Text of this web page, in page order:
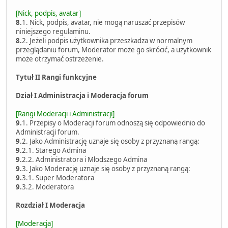
[Nick, podpis, avatar]
8.1. Nick, podpis, avatar, nie mogą naruszać przepisów
niniejszego regulaminu.
8.2. Jeżeli podpis użytkownika przeszkadza w normalnym
przeglądaniu forum, Moderator może go skrócić, a użytkownik
może otrzymać ostrzeżenie.
Tytuł II Rangi funkcyjne
Dział I Administracja i Moderacja forum
[Rangi Moderacji i Administracji]
9.1. Przepisy o Moderacji forum odnoszą się odpowiednio do
Administracji forum.
9.2. Jako Administrację uznaje się osoby z przyznaną rangą:
9.2.1. Starego Admina
9.2.2. Administratora i Młodszego Admina
9.3. Jako Moderację uznaje się osoby z przyznaną rangą:
9.3.1. Super Moderatora
9.3.2. Moderatora
Rozdział I Moderacja
[Moderacja]